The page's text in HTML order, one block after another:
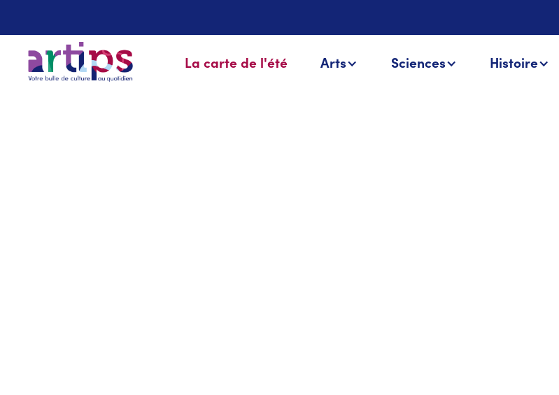
La carte de l'été Arts Sciences Histoire